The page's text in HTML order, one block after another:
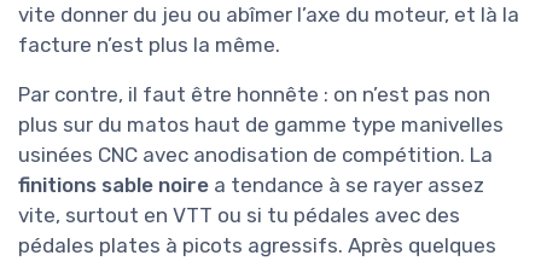
vite donner du jeu ou abîmer l’axe du moteur, et là la
facture n’est plus la même.
Par contre, il faut être honnête : on n’est pas non
plus sur du matos haut de gamme type manivelles
usinées CNC avec anodisation de compétition. La
finitions sable noire a tendance à se rayer assez
vite, surtout en VTT ou si tu pédales avec des
pédales plates à picots agressifs. Après quelques